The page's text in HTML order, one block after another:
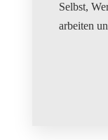
Selbst,